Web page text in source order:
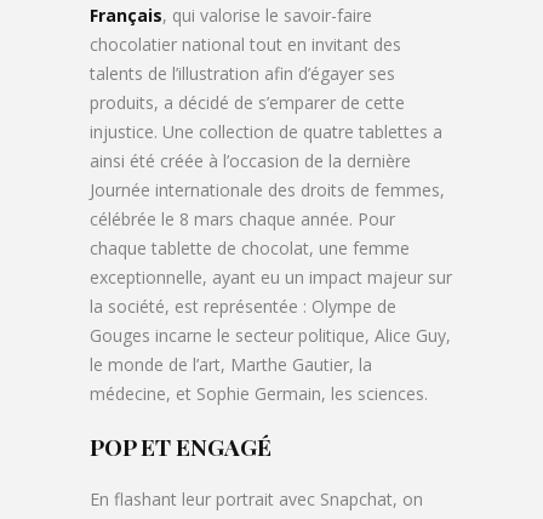
Français, qui valorise le savoir-faire
chocolatier national tout en invitant des
talents de l’illustration afin d’égayer ses
produits, a décidé de s’emparer de cette
injustice. Une collection de quatre tablettes a
ainsi été créée à l’occasion de la dernière
Journée internationale des droits de femmes,
célébrée le 8 mars chaque année. Pour
chaque tablette de chocolat, une femme
exceptionnelle, ayant eu un impact majeur sur
la société, est représentée : Olympe de
Gouges incarne le secteur politique, Alice Guy,
le monde de l’art, Marthe Gautier, la
médecine, et Sophie Germain, les sciences.
POP ET ENGAGÉ
En flashant leur portrait avec Snapchat, on